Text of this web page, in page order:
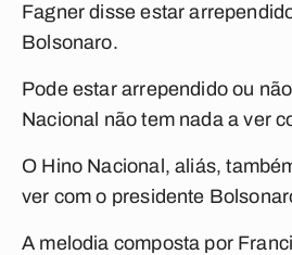
Fagner disse estar
Bolsonaro.
Pode estar arrependido ou
Nacional não tem nada a ver
O Hino Nacional , aliás,
ver com o presidente
A melodia composta por